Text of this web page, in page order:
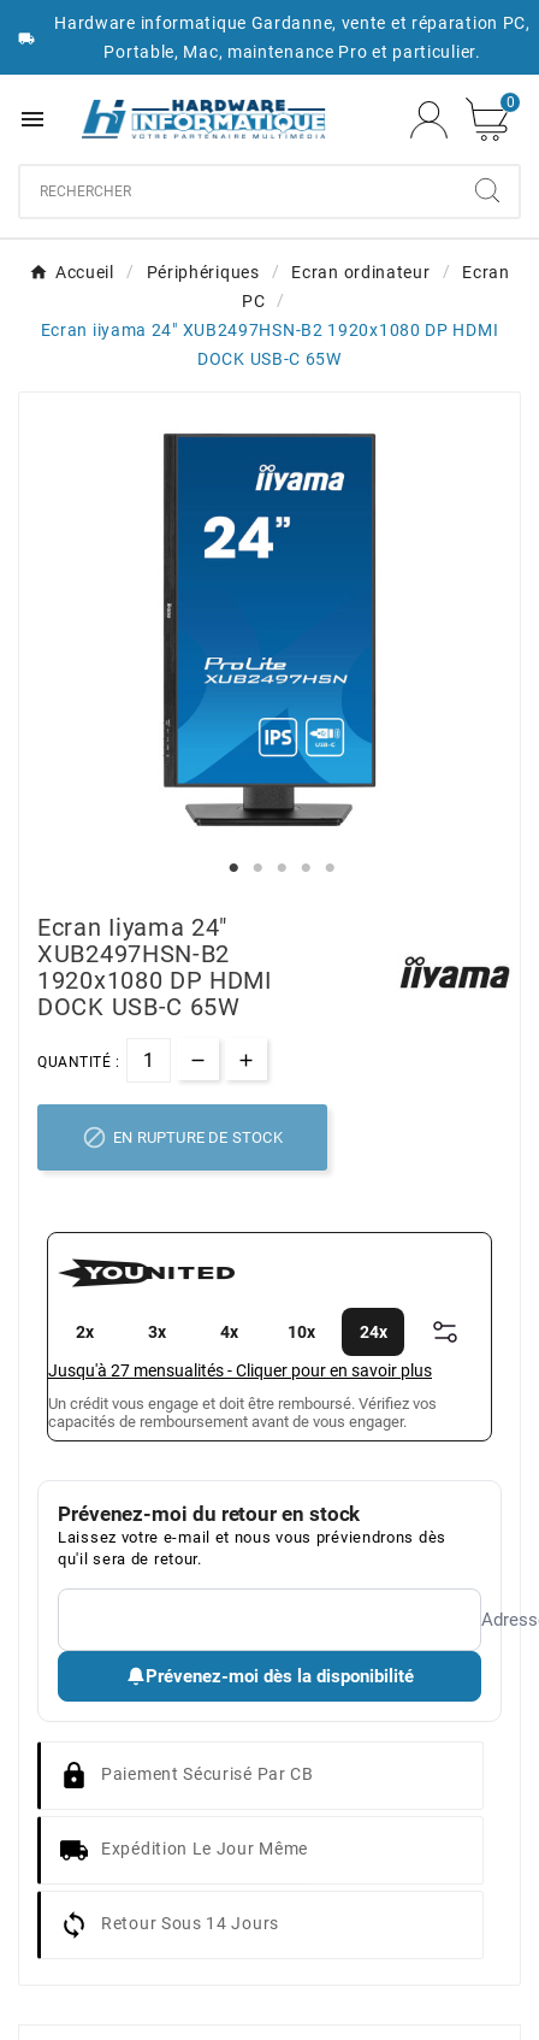

Hardware informatique Gardanne, vente et réparation PC,
Portable, Mac, maintenance Pro et particulier.

0
Accueil Périphériques Ecran ordinateur
Ecran
PC
Ecran iiyama 24" XUB2497HSN-B2 1920x1080 DP HDMI
DOCK USB-C 65W
Ecran Iiyama 24"
XUB2497HSN-B2
1920x1080 DP HDMI
DOCK USB-C 65W
QUANTITÉ :
 EN RUPTURE DE STOCK
2x 3x 4x 10x
24x
Jusqu'à 27 mensualités-Cliquer pour en savoir plus
Un crédit vous engage et doit être remboursé. Vérifiez vos
capacités de remboursement avant de vous engager.
Prévenez-moi du retour en stock
Laissez votre e-mail et nous vous préviendrons dès
qu'il sera de retour.
Prévenez-moi dès la disponibilité
Paiement Sécurisé Par CB
Expédition Le Jour Même
Retour Sous 14 Jours